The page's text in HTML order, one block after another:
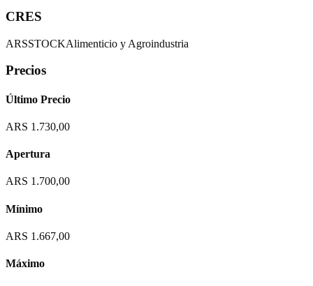
CRES
ARSSTOCKAlimenticio y Agroindustria
Precios
Último Precio
ARS 1.730,00
Apertura
ARS 1.700,00
Mínimo
ARS 1.667,00
Máximo